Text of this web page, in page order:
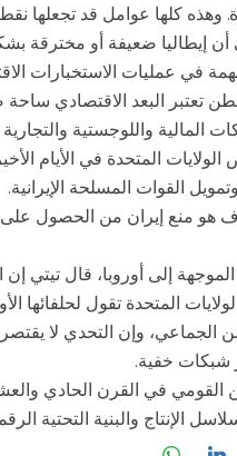
وهذه كلها عوامل قد تجعلها
أن إيطاليا ضعيفة أو مخترقة
في عمليات الاستخبارات
المالية واللوجستية
المتحدة في الأيام
القوات المسلحة الإيرانية.
منع إيران من الحصول على
إلى أوروبا، قال تيتي
المتحدة تقول لحلفائها
الجماعي، وإن التحدي لا
شبكات خفية.
القومي في القرن الحادي
الإنتاج والبنية التحتية